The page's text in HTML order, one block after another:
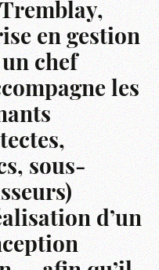
en gestion
chef
les
sous-
d’un